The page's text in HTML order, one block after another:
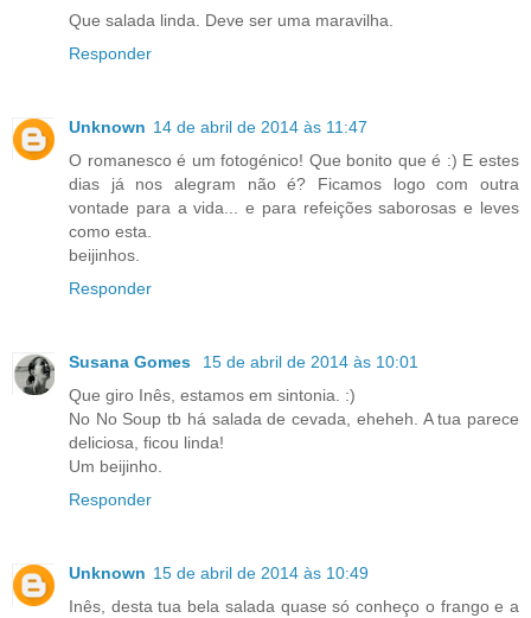
Que salada linda. Deve ser uma maravilha.
Responder
Unknown 14 de abril de 2014 às 11:47
O romanesco é um fotogénico! Que bonito que é :) E estes
dias já nos alegram não é? Ficamos logo com outra
vontade para a vida... e para refeições saborosas e leves
como esta.
beijinhos.
Responder
Susana Gomes
15 de abril de 2014 às 10:01
Que giro Inês, estamos em sintonia. :)
No No Soup tb há salada de cevada, eheheh. A tua parece
deliciosa, ficou linda!
Um beijinho.
Responder
Unknown 15 de abril de 2014 às 10:49
Inês, desta tua bela salada quase só conheço o frango e a